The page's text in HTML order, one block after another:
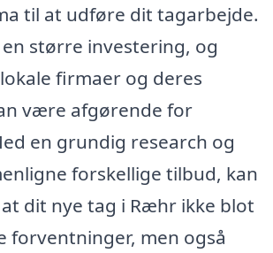
til at udføre dit tagarbejde.
større investering, og
firmaer og deres
være afgørende for
en grundig research og
forskellige tilbud, kan
dit nye tag i Ræhr ikke blot
forventninger, men også